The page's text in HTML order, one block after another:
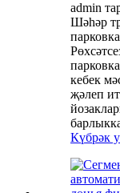
admin
Шәһәр
кебек
җәлеп
Күбрәк